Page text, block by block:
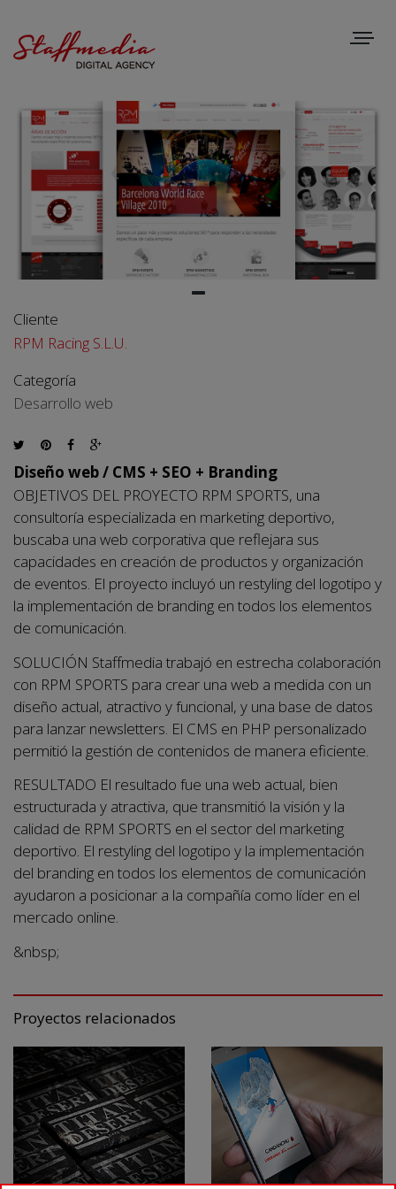
Toggle
Cliente
RPM Racing S.L.U.
Categoría
Desarrollo web
Diseño web / CMS + SEO + Branding
OBJETIVOS DEL PROYECTO RPM SPORTS, una
consultoría especializada en marketing deportivo,
buscaba una web corporativa que reflejara sus
capacidades en creación de productos y organización
de eventos. El proyecto incluyó un restyling del logotipo y
la implementación de branding en todos los elementos
de comunicación.
SOLUCIÓN Staffmedia trabajó en estrecha colaboración
con RPM SPORTS para crear una web a medida con un
diseño actual, atractivo y funcional, y una base de datos
para lanzar newsletters. El CMS en PHP personalizado
permitió la gestión de contenidos de manera eficiente.
RESULTADO El resultado fue una web actual, bien
estructurada y atractiva, que transmitió la visión y la
calidad de RPM SPORTS en el sector del marketing
deportivo. El restyling del logotipo y la implementación
del branding en todos los elementos de comunicación
ayudaron a posicionar a la compañía como líder en el
mercado online.
&nbsp;
Proyectos relacionados